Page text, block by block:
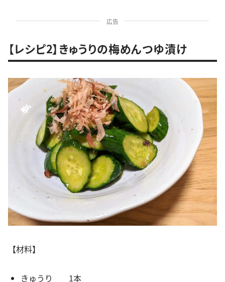
広告
【レシピ2】きゅうりの梅めんつゆ漬け
【材料】
きゅうり 1本